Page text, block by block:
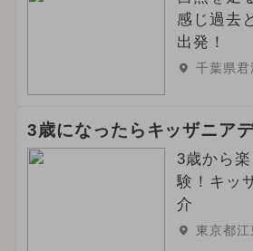
感じ過去
出発！
千葉県君
3歳になったらキッザニア
3歳から
験！キッ
介
東京都江